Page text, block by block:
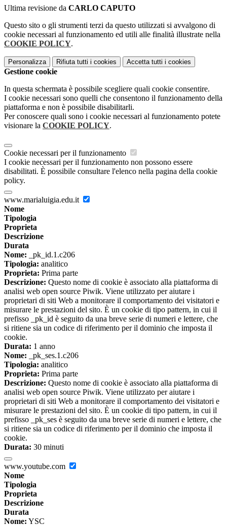
Ultima revisione da CARLO CAPUTO
Questo sito o gli strumenti terzi da questo utilizzati si avvalgono di
cookie necessari al funzionamento ed utili alle finalità illustrate nella
COOKIE POLICY.
Personalizza Rifiuta tutti i cookies Accetta tutti i cookies
Gestione cookie
In questa schermata è possibile scegliere quali cookie consentire.
I cookie necessari sono quelli che consentono il funzionamento della
piattaforma e non è possibile disabilitarli.
Per conoscere quali sono i cookie necessari al funzionamento potete
visionare la COOKIE POLICY.
Cookie necessari per il funzionamento
I cookie necessari per il funzionamento non possono essere
disabilitati. È possibile consultare l'elenco nella pagina della cookie
policy.
www.marialuigia.edu.it
Nome
Tipologia
Proprieta
Descrizione
Durata
Nome: _pk_id.1.c206
Tipologia: analitico
Proprieta: Prima parte
Descrizione: Questo nome di cookie è associato alla piattaforma di
analisi web open source Piwik. Viene utilizzato per aiutare i
proprietari di siti Web a monitorare il comportamento dei visitatori e
misurare le prestazioni del sito. È un cookie di tipo pattern, in cui il
prefisso _pk_id è seguito da una breve serie di numeri e lettere, che
si ritiene sia un codice di riferimento per il dominio che imposta il
cookie.
Durata: 1 anno
Nome: _pk_ses.1.c206
Tipologia: analitico
Proprieta: Prima parte
Descrizione: Questo nome di cookie è associato alla piattaforma di
analisi web open source Piwik. Viene utilizzato per aiutare i
proprietari di siti Web a monitorare il comportamento dei visitatori e
misurare le prestazioni del sito. È un cookie di tipo pattern, in cui il
prefisso _pk_ses è seguito da una breve serie di numeri e lettere, che
si ritiene sia un codice di riferimento per il dominio che imposta il
cookie.
Durata: 30 minuti
www.youtube.com
Nome
Tipologia
Proprieta
Descrizione
Durata
Nome: YSC